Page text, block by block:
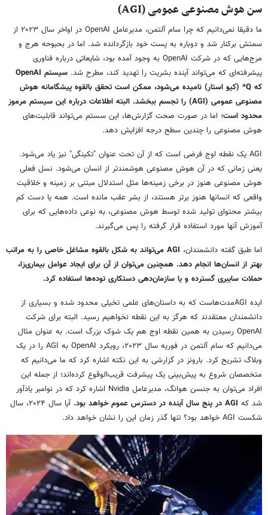
سن هوش مصنوعی عمومی (AGI
)
ما دقیقا نمی‌دانیم که چرا سام آلتمن، مدیرعامل OpenAI در اواخر سال ۲۰۲۳ از
سمتش برکنار شد و دوباره به پست خود بازگردانده شد. اما در بحبوحه هرج و
مرج‌هایی که در شرکت OpenAI به وجود آمده بود، شایعاتی درباره فناوری
پیشرفته‌ای که می‌تواند آینده بشریت را تهدید کند، مطرح شد. سیستم OpenAI
که Q* (کیو استار) نامیده می‌شود، ممکن است تحقق بالقوه پیشگامانه هوش
مصنوعی عمومی (AGI) را تجسم ببخشد. البته اطلاعات درباره این سیستم مرموز
محدود است؛ اما در صورت صحت گزارش‌ها، این سستم می‌تواند قابلیت‌های
هوش مصنوعی را چندین سطح درجه افزایش دهد.
AGI یک نقطه اوج فرضی است که از آن تحت عنوان "تکینگی" نیز یاد می‌شود.
یعنی زمانی که در آن هوش مصنوعی هوشمندتر از انسان می‌شود. نسل فعلی
هوش مصنوعی هنوز در برخی زمینه‌ها مثل استدلال مبتنی بر زمینه و خلاقیت
واقعی که انسانها هنوز برتر هستند، از بشر عقب مانده است. همه یا دست کم
بیشتر محتوای تولید شده توسط هوش مصنوعی، به نوعی داده‌هایی که برای
آموزش آنها مورد استفاده قرار گرفته را پس می‌گیرند.
اما طبق گفته دانشمندان، AGI می‌تواند به شکل بالقوه مشاغل خاصی را به مراتب
بهتر از انسان‌ها انجام دهد. همچنین می‌توان از آن برای ایجاد عوامل بیماری‌زا،
حملات سایبری گسترده و یا سازمان‌دهی دستکاری توده‌ها استفاده کرد.
ایده AGIمدت‌هاست که به داستان‌های علمی تخیلی محدود شده و بسیاری از
دانشمندان معتقدند که هرگز به این نقطه نخواهیم رسید. البته برای شرکت
OpenAI رسیدن به همین نقطه اوج هم یک شوک بزرگ است. به عنوان مثال
می‌دانیم که سام آلتمن در فوریه سال ۲۰۲۳، رویکرد OpenAI به AGI را در یک
وبلاگ تشریح کرد. بارونز در گزارشی به این نکته اشاره کرد که ما می‌دانیم که
متخصصان شروع به پیش‌بینی یک پیشرفت قریب‌الوقوع کرده‌اند؛ از جمله این
افراد می‌توان به جنسن هوانگ، مدیرعامل Nvidia اشاره کرد که در نوامبر یادآور
شد که AGI در پنج سال آینده در دسترس عموم خواهد بود.
آیا سال ۲۰۲۴، سال
شکست AGI خواهد بود؟ تنها گذر زمان این را نشان خواهد داد.